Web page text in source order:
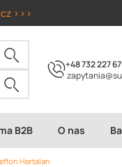
>>>
+48 732 227
B2B O nas
Hertalan